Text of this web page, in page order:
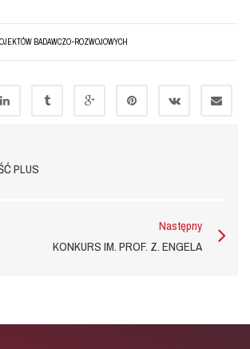
BADAWCZO-ROZWOJOWYCH
PLUS
Następny
KONKURS IM. PROF. Z. ENGELA